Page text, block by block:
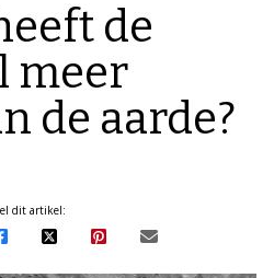
de
meer
de aarde?
dit artikel: